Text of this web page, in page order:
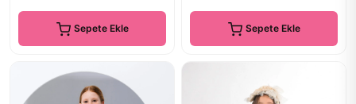
Sepete Ekle Sepete Ekle